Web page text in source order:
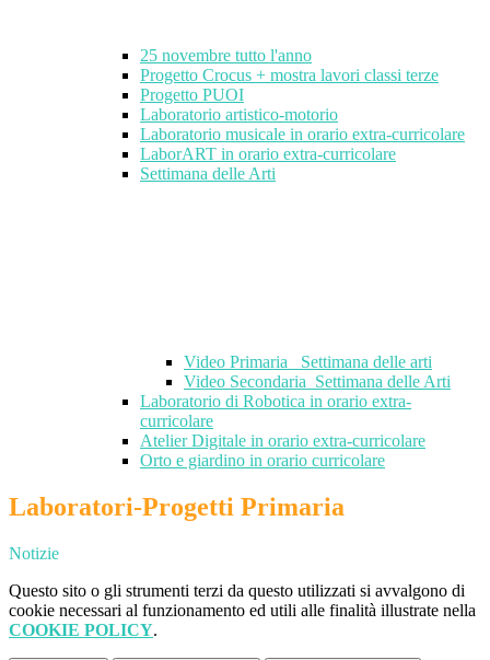
25 novembre tutto l'anno
Progetto Crocus + mostra lavori classi terze
Progetto PUOI
Laboratorio artistico-motorio
Laboratorio musicale in orario extra-curricolare
LaborART in orario extra-curricolare
Settimana delle Arti
Video Primaria_ Settimana delle arti
Video Secondaria_Settimana delle Arti
Laboratorio di Robotica in orario extra-
curricolare
Atelier Digitale in orario extra-curricolare
Orto e giardino in orario curricolare
Laboratori-Progetti Primaria
Notizie
Questo sito o gli strumenti terzi da questo utilizzati si avvalgono di
cookie necessari al funzionamento ed utili alle finalità illustrate nella
COOKIE POLICY.